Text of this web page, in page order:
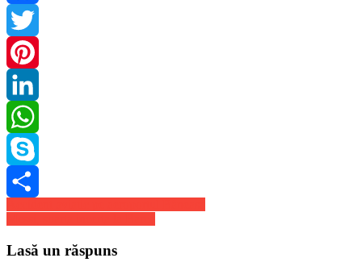
Facebook
Twitter
Pinterest
LinkedIn
WhatsApp
Skype
Share
Navigare
în
articole
Lasă un răspuns